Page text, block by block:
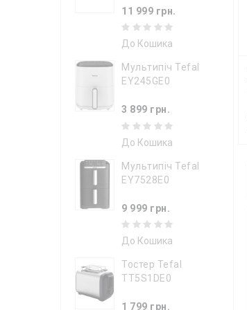
11 999 грн.
До Кошика
Мультипіч Tefal
EY245GE0
3 899 грн.
До Кошика
Мультипіч Tefal
EY7528E0
9 999 грн.
До Кошика
Тостер Tefal
TT5S1DE0
1 799 грн.